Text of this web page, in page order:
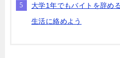
大学1年でもバイトを辞め
生活に絡めよう